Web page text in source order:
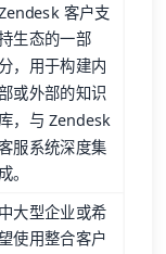
客户支
生态的一部
，用于构建内
或外部的知识
库，与 Zendesk
服系统深度集
成。
中大型企业或希
使用整合客户